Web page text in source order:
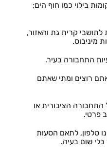
בילוי כמו חוף הים;
קרית גת והאזור,
מיניבוס.
התחבורה בעיר.
רוצים ומתי שאתם
הציבורית או
פרטי.
טלפון, לתאם הסעות
בלי שום בעיה.